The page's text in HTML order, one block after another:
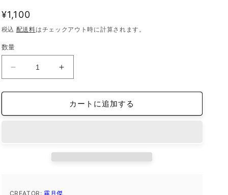
通
常
価
格
¥1,100
税込 配送料はチェックアウト時に計算されます。
数量
reflection
イ
ナ
の
iFace
reflection
イ
ン
ナ
ー
の
カートに追加する
CREATOR: 霧月傑